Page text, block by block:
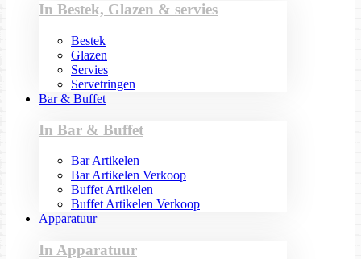
In Bestek, Glazen & servies
Bestek
Glazen
Servies
Servetringen
Bar & Buffet
In Bar & Buffet
Bar Artikelen
Bar Artikelen Verkoop
Buffet Artikelen
Buffet Artikelen Verkoop
Apparatuur
In Apparatuur